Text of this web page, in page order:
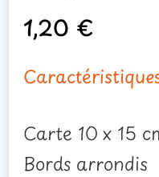
1,20 €
Carte 10 x 15
Bords arrondis